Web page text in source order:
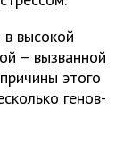
в высокой
– вызванной
этого
генов-